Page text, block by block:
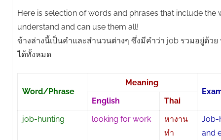
Here is selection of words and phrases that include the
understand and can use them all!
ข้างล่างนี้เป็นคำและสำนวนต่างๆ ซึ่งมีคำว่า job รวมอยู่ด้ว
ได้ทั้งหมด
Word/Phrase
Meaning
English
Thai
job-hunting
looking for work
หางาน
ทำ
Job-
and